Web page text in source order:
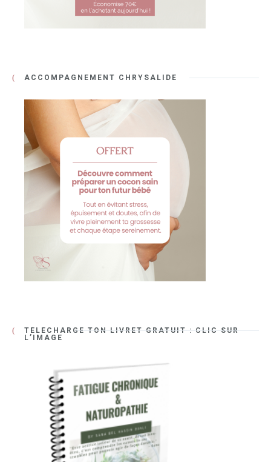
ACCOMPAGNEMENT CHRYSALIDE
TÉLÉCHARGE TON LIVRET GRATUIT : CLIC SUR
L’IMAGE